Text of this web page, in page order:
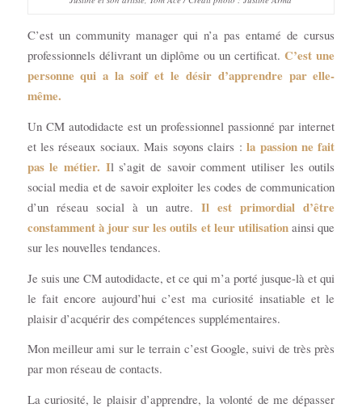
C’est un community manager qui n’a pas entamé de cursus
professionnels délivrant un diplôme ou un certificat.C’est une
personne qui a la soif et le désir d’apprendre par elle-
même.
Un CM autodidacte est un professionnel passionné par internet
et les réseaux sociaux. Mais soyons clairs :la passion ne fait
pas le métier. Il s’agit de savoir comment utiliser les outils
social media et de savoir exploiter les codes de communication
d’un réseau social à un autre.Il est primordial d’être
constamment à jour sur les outils et leur utilisation ainsi que
sur les nouvelles tendances.
Je suis une CM autodidacte, et ce qui m’a porté jusque-là et qui
le fait encore aujourd’hui c’est ma curiosité insatiable et le
plaisir d’acquérir des compétences supplémentaires.
Mon meilleur ami sur le terrain c’est Google, suivi de très près
par mon réseau de contacts.
La curiosité, le plaisir d’apprendre, la volonté de me dépasser